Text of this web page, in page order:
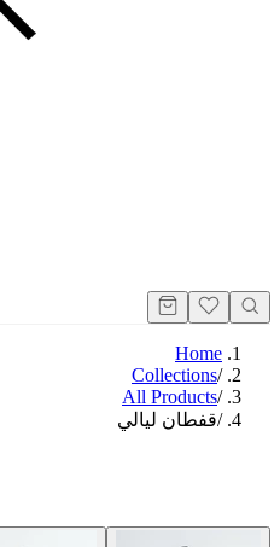
Home
/
Collections
/
All Products
/قفطان ليالي